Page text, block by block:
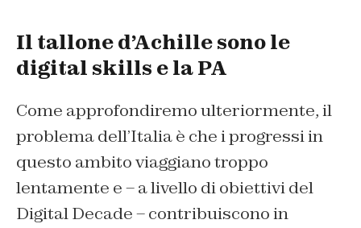
Il tallone d’Achille sono le
digital skills e la PA
Come approfondiremo ulteriormente, il
problema dell’Italia è che i progressi in
questo ambito viaggiano troppo
lentamente e – a livello di obiettivi del
Digital Decade – contribuiscono in